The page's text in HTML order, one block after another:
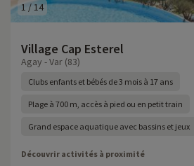
1 /14
Village Cap Esterel
Agay - Var (83)
Clubs enfants et bébés de 3 mois à 17 ans
Plage à 700 m, accès à pied ou en petit train
Grand espace aquatique avec bassins et jeux
Découvrir activités à proximité